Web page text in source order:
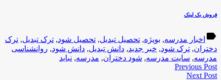
فروش بک لینک
label اخبار مدرسه, بویژه, تحصیل تبدیل, تحصیل شود, ترک تبدیل, ترک
دختران, ترک شود, خبر جدید, دانش تبدیل, دانش شود, روانشناسی
مدرسه, سایت مدرسه, شود دختران, مدرسه, نباید
Previous Post
Next Post